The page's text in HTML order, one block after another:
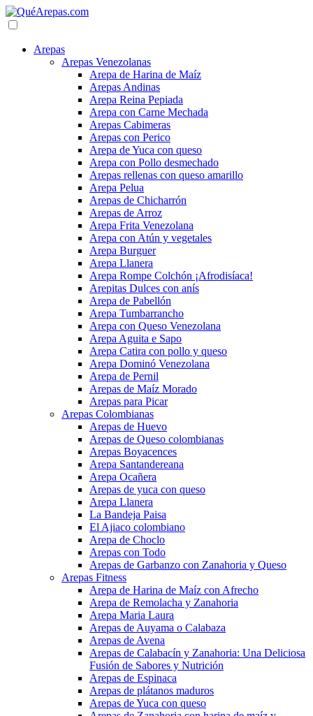
Arepas
Arepas Venezolanas
Arepa de Harina de Maíz
Arepas Andinas
Arepa Reina Pepiada
Arepa con Carne Mechada
Arepas Cabimeras
Arepas con Perico
Arepa de Yuca con queso
Arepa con Pollo desmechado
Arepas rellenas con queso amarillo
Arepa Pelua
Arepas de Chicharrón
Arepas de Arroz
Arepa Frita Venezolana
Arepa con Atún y vegetales
Arepa Burguer
Arepa Llanera
Arepa Rompe Colchón ¡Afrodisíaca!
Arepitas Dulces con anís
Arepa de Pabellón
Arepa Tumbarrancho
Arepa con Queso Venezolana
Arepa Aguita e Sapo
Arepa Catira con pollo y queso
Arepa Dominó Venezolana
Arepa de Pernil
Arepas de Maíz Morado
Arepas para Picar
Arepas Colombianas
Arepas de Huevo
Arepas de Queso colombianas
Arepas Boyacences
Arepa Santandereana
Arepa Ocañera
Arepas de yuca con queso
Arepa Llanera
La Bandeja Paisa
El Ajiaco colombiano
Arepa de Choclo
Arepas con Todo
Arepas de Garbanzo con Zanahoria y Queso
Arepas Fitness
Arepa de Harina de Maíz con Afrecho
Arepa de Remolacha y Zanahoria
Arepa Maria Laura
Arepas de Auyama o Calabaza
Arepas de Avena
Arepas de Calabacín y Zanahoria: Una Deliciosa
Fusión de Sabores y Nutrición
Arepas de Espinaca
Arepas de plátanos maduros
Arepas de Yuca con queso